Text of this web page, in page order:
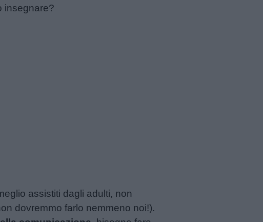
insegnare?
assistiti dagli adulti, non
dovremmo farlo nemmeno noi!).